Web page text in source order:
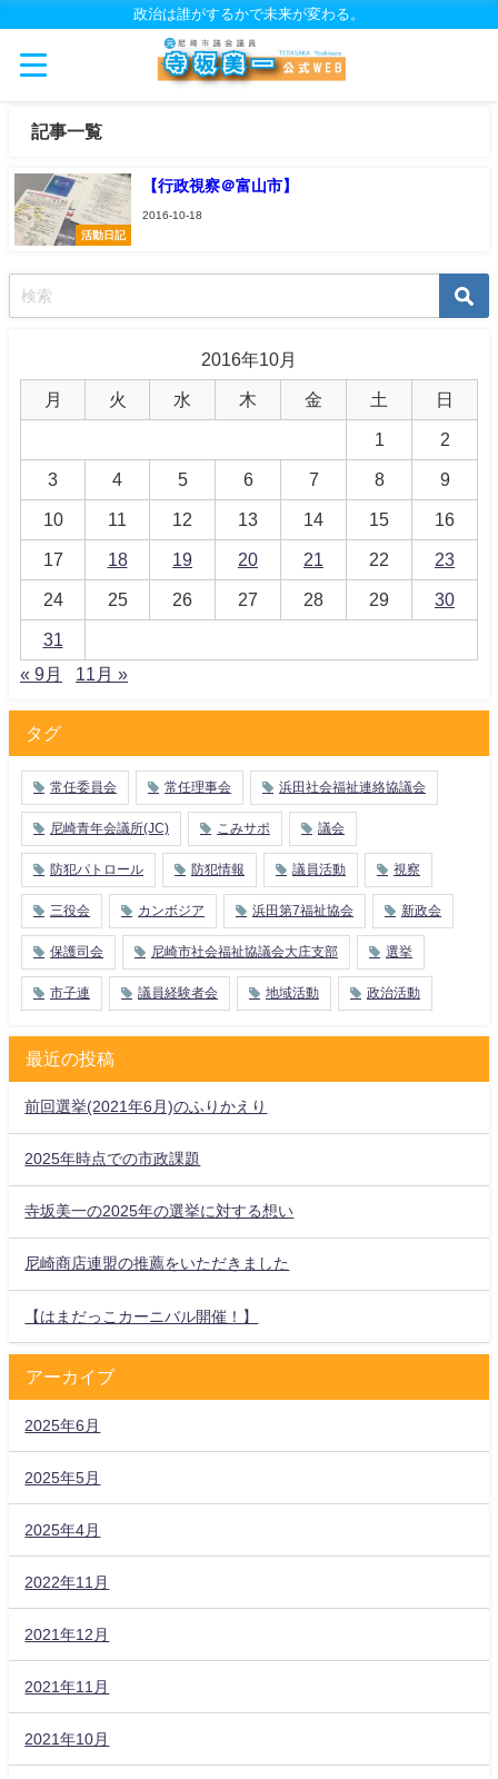
政治は誰がするかで未来が変わる。
記事一覧
活動日記
【行政視察＠富山市】
2016-10-18
2016年10月
月 火 水 木 金 土 日
1 2
3 4 5 6 7 8 9
10 11 12 13 14 15 16
17 18 19 20 21 22 23
24 25 26 27 28 29 30
31
« 9月
11月 »
タグ
常任委員会 常任理事会 浜田社会福祉連絡協議会
尼崎青年会議所(JC) こみサポ 議会
防犯パトロール 防犯情報 議員活動 視察
三役会 カンボジア 浜田第7福祉協会 新政会
保護司会 尼崎市社会福祉協議会大庄支部 選挙
市子連 議員経験者会 地域活動 政治活動
最近の投稿
前回選挙(2021年6月)のふりかえり
2025年時点での市政課題
寺坂美一の2025年の選挙に対する想い
尼崎商店連盟の推薦をいただきました
【はまだっこカーニバル開催！】
アーカイブ
2025年6月
2025年5月
2025年4月
2022年11月
2021年12月
2021年11月
2021年10月